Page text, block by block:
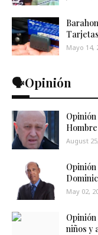
Mayo 14,
🗣️Opinión
August
May 02,
niños y